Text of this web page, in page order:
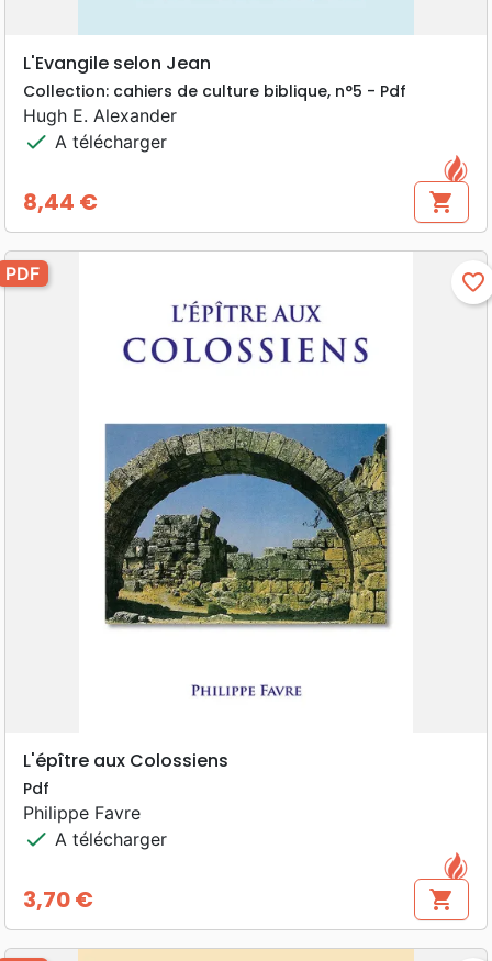
L'Evangile selon Jean
Collection: cahiers de culture biblique, n°5 - Pdf
Hugh E. Alexander
check A télécharger
Prix
8,44 € shopping_cart
PDF favorite_border
L'épître aux Colossiens
Pdf
Philippe Favre
check A télécharger
Prix
3,70 € shopping_cart